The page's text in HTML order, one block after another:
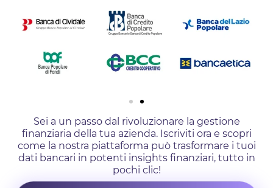
Sei a un passo dal rivoluzionare la gestione
finanziaria della tua azienda. Iscriviti ora e scopri
come la nostra piattaforma può trasformare i tuoi
dati bancari in potenti insights finanziari, tutto in
pochi clic!